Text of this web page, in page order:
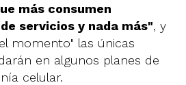
más consumen
servicios y nada más", y
momento" las únicas
en algunos planes de
celular.